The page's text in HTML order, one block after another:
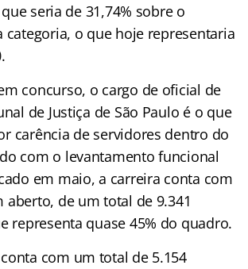
seria de 31,74% sobre o
categoria, o que hoje representaria
concurso, o cargo de oficial de
de Justiça de São Paulo é o que
carência de servidores dentro do
com o levantamento funcional
em maio, a carreira conta com
aberto, de um total de 9.341
representa quase 45% do quadro.
com um total de 5.154